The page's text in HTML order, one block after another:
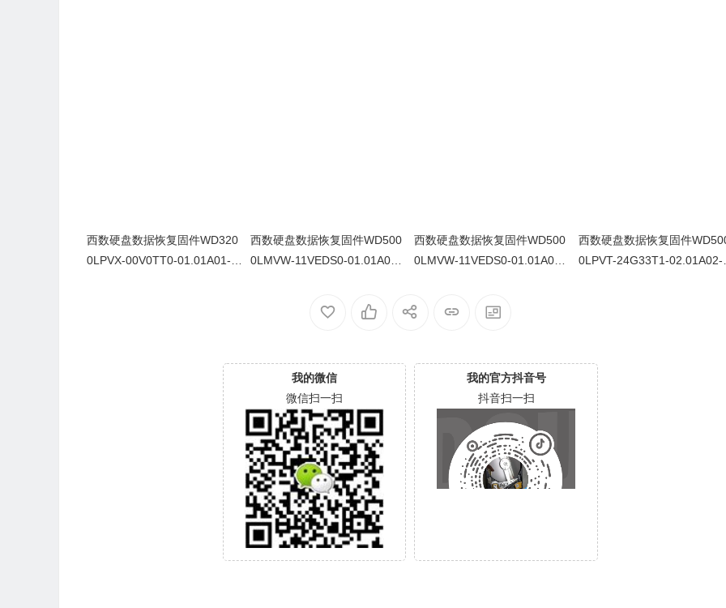
西数硬盘数据恢复固件WD320
0LPVX-00V0TT0-01.01A01-W
西数硬盘数据恢复固件WD500
0LMVW-11VEDS0-01.01A01-
西数硬盘数据恢复固件WD500
0LMVW-11VEDS0-01.01A01-
西数硬盘数据恢复固件
0LPVT-24G33T1-02.01A02-
我的微信
微信扫一扫
我的官方抖音号
抖音扫一扫